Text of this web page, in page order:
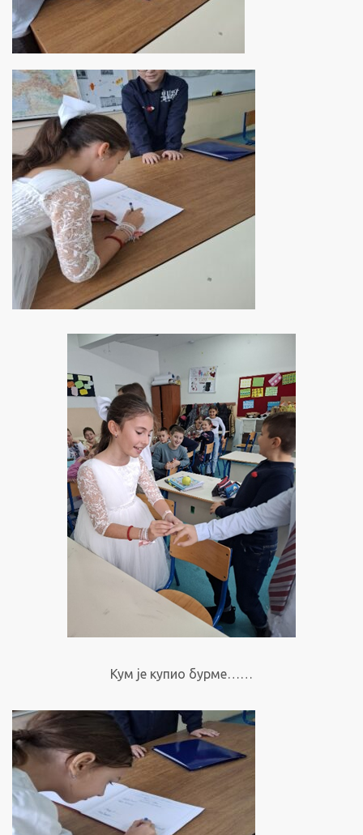
Кум је купио бурме……